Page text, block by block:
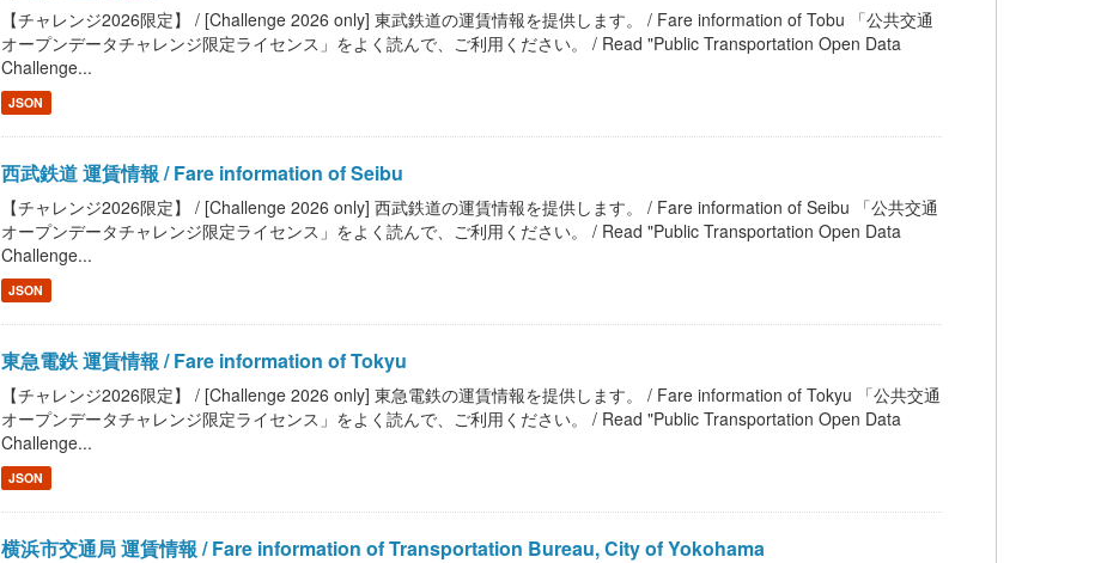
【チャレンジ2026限定】 / [Challenge 2026 only] 東武鉄道の運賃情報を提供します。 / Fare information of Tobu 「公共交通
オープンデータチャレンジ限定ライセンス」をよく読んで、ご利用ください。 / Read "Public Transportation Open Data
Challenge...
JSON
西武鉄道 運賃情報 / Fare information of Seibu
【チャレンジ2026限定】 / [Challenge 2026 only] 西武鉄道の運賃情報を提供します。 / Fare information of Seibu 「公共交通
オープンデータチャレンジ限定ライセンス」をよく読んで、ご利用ください。 / Read "Public Transportation Open Data
Challenge...
JSON
東急電鉄 運賃情報 / Fare information of Tokyu
【チャレンジ2026限定】 / [Challenge 2026 only] 東急電鉄の運賃情報を提供します。 / Fare information of Tokyu 「公共交通
オープンデータチャレンジ限定ライセンス」をよく読んで、ご利用ください。 / Read "Public Transportation Open Data
Challenge...
JSON
横浜市交通局 運賃情報 / Fare information of Transportation Bureau, City of Yokohama